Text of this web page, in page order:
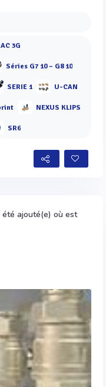
3G
Séries G7 10 – G8 10
SERIE 1 U-CAN
NEXUS KLIPS
SR6
été ajouté(e) où est